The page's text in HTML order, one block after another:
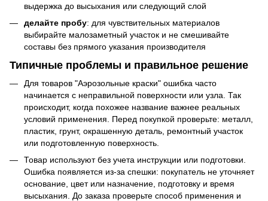
выдержка до высыхания или следующий слой
делайте пробу: для чувствительных материалов
выбирайте малозаметный участок и не смешивайте
составы без прямого указания производителя
Типичные проблемы и правильное решение
Для товаров "Аэрозольные краски" ошибка часто
начинается с неправильной поверхности или узла. Так
происходит, когда похожее название важнее реальных
условий применения. Перед покупкой проверьте: металл,
пластик, грунт, окрашенную деталь, ремонтный участок
или подготовленную поверхность.
Товар используют без учета инструкции или подготовки.
Ошибка появляется из-за спешки: покупатель не уточняет
основание, цвет или назначение, подготовку и время
высыхания. До заказа проверьте способ применения и